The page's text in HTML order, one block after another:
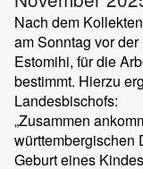
Nach dem
am Sonntag vor
Estomihi, für die
bestimmt. Hierzu
Landesbischofs:
„Zusammen
württembergischen
Geburt eines